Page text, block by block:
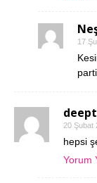
17
20 Şubat
hepsi
Yorum